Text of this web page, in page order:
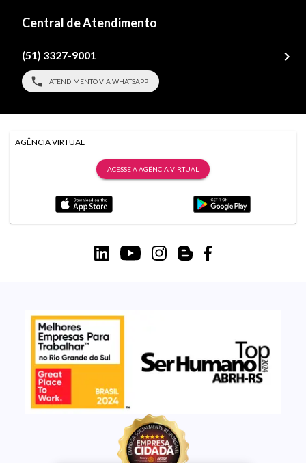
Central de Atendimento
(51) 3327-9001
ATENDIMENTO VIA WHATSAPP
AGÊNCIA VIRTUAL
ACESSE A AGÊNCIA VIRTUAL